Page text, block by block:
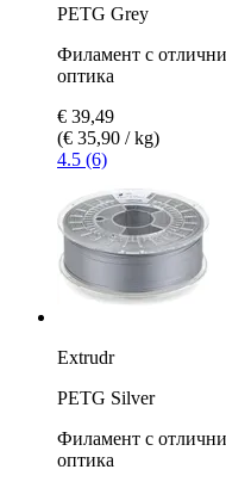
PETG Grey
Филамент с
оптика
€ 39,49
(€ 35,90 / kg)
4.5 (6)
Extrudr
PETG Silver
Филамент с
оптика